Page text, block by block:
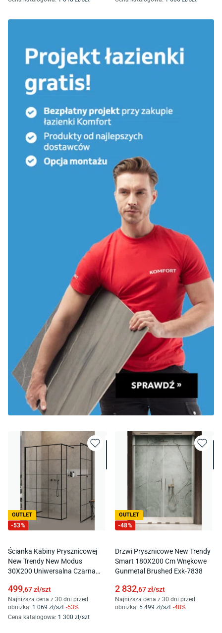
OUTLET
-53%
Ścianka Kabiny Prysznicowej
New Trendy New Modus
30X200 Uniwersalna Czarna
499,67zł/szt
Najniższa cena z 30 dni przed
obniżką: 1 069 zł/szt -53%
Cena katalogowa: 1 300 zł/szt
OUTLET
-48%
Drzwi Prysznicowe New Trendy
Smart 180X200 Cm Wnękowe
Gunmetal Brushed Exk-7838
2 832,67zł/szt
Najniższa cena z 30 dni przed
obniżką: 5 499 zł/szt -48%